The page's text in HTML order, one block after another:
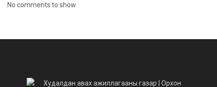
No comments to show.